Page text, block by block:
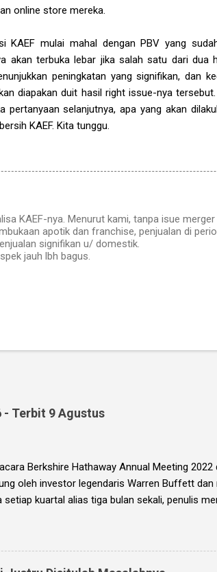
online store mereka.
KAEF mulai mahal dengan PBV yang
akan terbuka lebar jika salah satu dari dua
peningkatan yang signifikan, dan
diapakan duit hasil right issue-nya
pertanyaan selanjutnya, apa yang akan
KAEF. Kita tunggu.
KAEF-nya. Menurut kami, tanpa isue
apotik dan franchise, penjualan di
signifikan u/ domestik.
jauh lbh bagus.
- Terbit 9 Agustus
Berkshire Hathaway Annual Meeting
oleh investor legendaris Warren Buffett dan
setiap kuartal alias tiga bulan sekali, penulis
yang kali ini didasarkan pada laporan
akan menjadi panduan bagi anda (dan juga
jangka pendek, investasi jangka